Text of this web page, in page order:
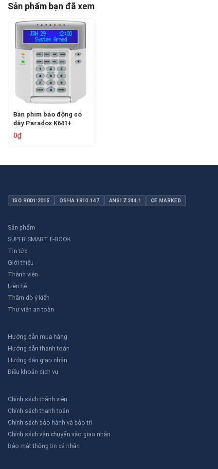
Sản phẩm bạn đã xem
Bàn phím báo động có
dây Paradox K641+
0₫
ISO 9001:2015 OSHA 1910.147 ANSI Z244.1 CE MARKED
Sản phẩm
SUPER SMART E-BOOK
Tin tức
Giới thiệu
Thành viên
Liên hệ
Thăm dò ý kiến
Thư viên an toàn
Hướng dẫn mua hàng
Hướng dẫn thanh toán
Hướng dẫn giao nhận
Điều khoản dịch vụ
Chính sách thành viên
Chính sách thanh toán
Chính sách bảo hành và bảo trì
Chính sách vận chuyển vào giao nhận
Bảo mật thông tin cá nhân